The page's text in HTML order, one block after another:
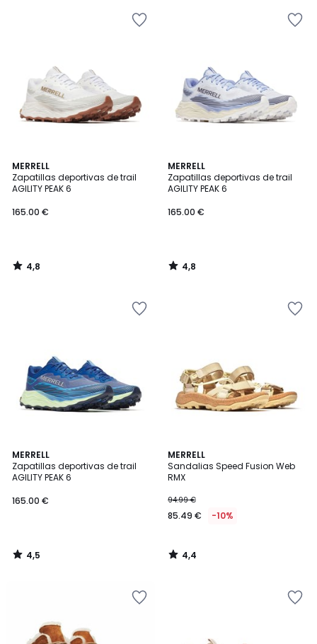
MERRELL
Zapatillas deportivas de trail
AGILITY PEAK 6
165.00 €
4,8
/ 5
4,8
/
MERRELL
Zapatillas deportivas de trail
AGILITY PEAK 6
165.00 €
4,8
/ 5
4,8
/
MERRELL
Zapatillas deportivas de trail
AGILITY PEAK 6
165.00 €
4,5
/ 5
4,5
/
MERRELL
Sandalias Speed Fusion Web
RMX
94.99 €
85.49 € -10%
4,4
/ 5
4,4
/